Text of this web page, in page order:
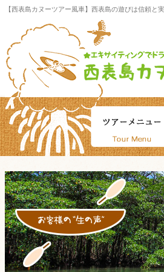
【西表島カヌーツアー風車】西表島の遊びは信頼